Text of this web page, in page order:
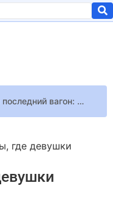
Вскочат в последний вагон: три знака Зодиака, которым повезет до конца 2023 года
Обновление 2.6 для Zenless Zone Zero с двумя новыми персонажами выйдет 6 февраля
где девушки